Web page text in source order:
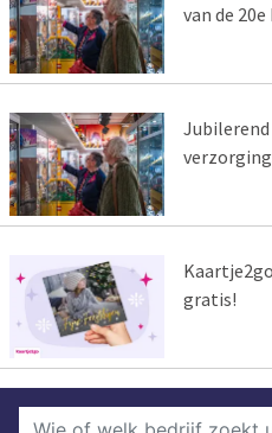
van de 20e
gratis!